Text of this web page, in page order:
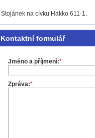
Stojánek na cívku Hakko 611-1.
Kontaktní formulář
Jméno a příjmení:*
Zpráva:*